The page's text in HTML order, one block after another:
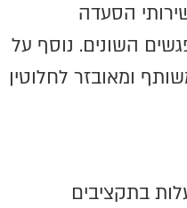
הסעדה
השונים. נוסף על
ומאובזר לחלוטין
בתקציבים